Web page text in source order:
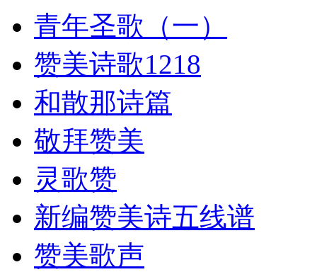
青年圣歌（一）
赞美诗歌1218
和散那诗篇
敬拜赞美
灵歌赞
新编赞美诗五线谱
赞美歌声